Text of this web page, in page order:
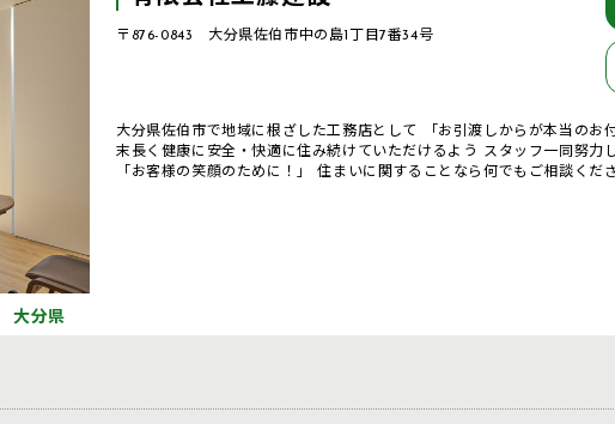
大分県
〒876-0843 大分県佐伯市中の島1丁目7番34号
大分県佐伯市で地域に根ざした工務店として 「お引渡しからが本当のお
末長く健康に安全・快適に住み続けていただけるよう スタッフ一同努力
「お客様の笑顔のために！」 住まいに関することなら何でもご相談くだ